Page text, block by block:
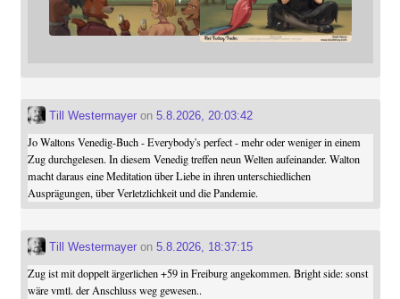
Till Westermayeron 5.8.2026, 20:03:42
Jo Waltons Venedig-Buch - Everybody's perfect - mehr oder weniger in einem
Zug durchgelesen. In diesem Venedig treffen neun Welten aufeinander. Walton
macht daraus eine Meditation über Liebe in ihren unterschiedlichen
Ausprägungen, über Verletzlichkeit und die Pandemie.
Till Westermayeron 5.8.2026, 18:37:15
Zug ist mit doppelt ärgerlichen +59 in Freiburg angekommen. Bright side: sonst
wäre vmtl. der Anschluss weg gewesen..